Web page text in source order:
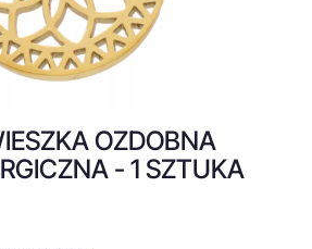
OZDOBNA
- 1 SZTUKA